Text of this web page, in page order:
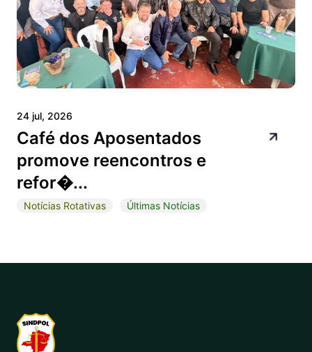
24 jul, 2026
Café dos Aposentados
promove reencontros e
refor�...
Notícias Rotativas Últimas Notícias